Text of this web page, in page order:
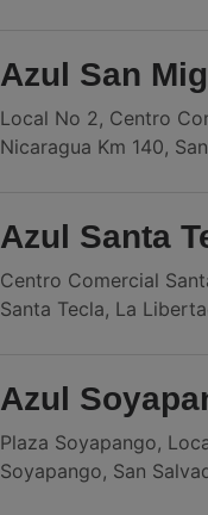
Azul San
Local No 2, Centro
Nicaragua Km 140,
Azul Santa
Centro Comercial
Santa Tecla, La
Azul
Plaza Soyapango,
Soyapango, San